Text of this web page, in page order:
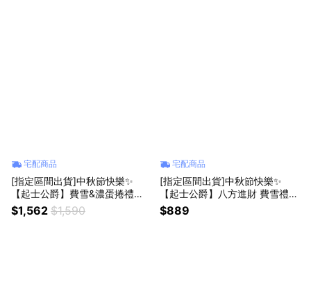
宅配商品
[指定區間出貨]中秋節快樂✨
【起士公爵】費雪&濃蛋捲禮盒
(2盒/組)(含運)【墊腳石】伴手禮
$1,562 $1,590
宅配商品
[指定區間出貨]中秋節快樂✨
【起士公爵】八方進財 費雪禮盒
(8入/盒)(鳳梨金鑽+經典乳酪)(含
運)【墊腳石】伴手禮
$889